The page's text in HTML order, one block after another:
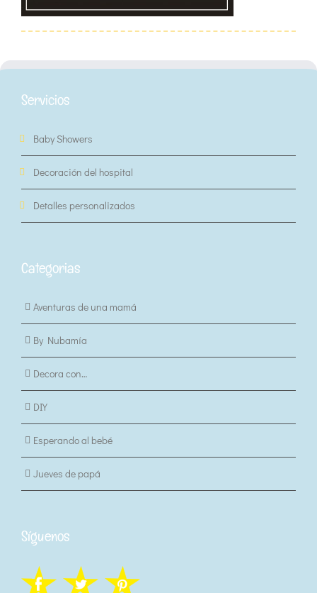
Servicios
Baby Showers
Decoración del hospital
Detalles personalizados
Categorias
Aventuras de una mamá
By Nubamía
Decora con…
DIY
Esperando al bebé
Jueves de papá
Síguenos